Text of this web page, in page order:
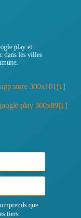
play et
dans les villes
que
tiers.